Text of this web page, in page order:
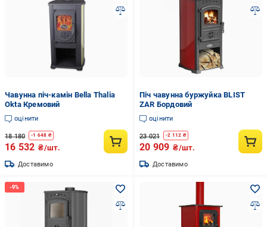
Чавунна піч-камін Bella Thalia
Okta Кремовий
оцінити
18 180 -1 648 ₴
16 532 ₴/шт.
Доставимо
Піч чавунна буржуйка BLIST
ZAR Бордовий
оцінити
23 021 -2 112 ₴
20 909 ₴/шт.
Доставимо